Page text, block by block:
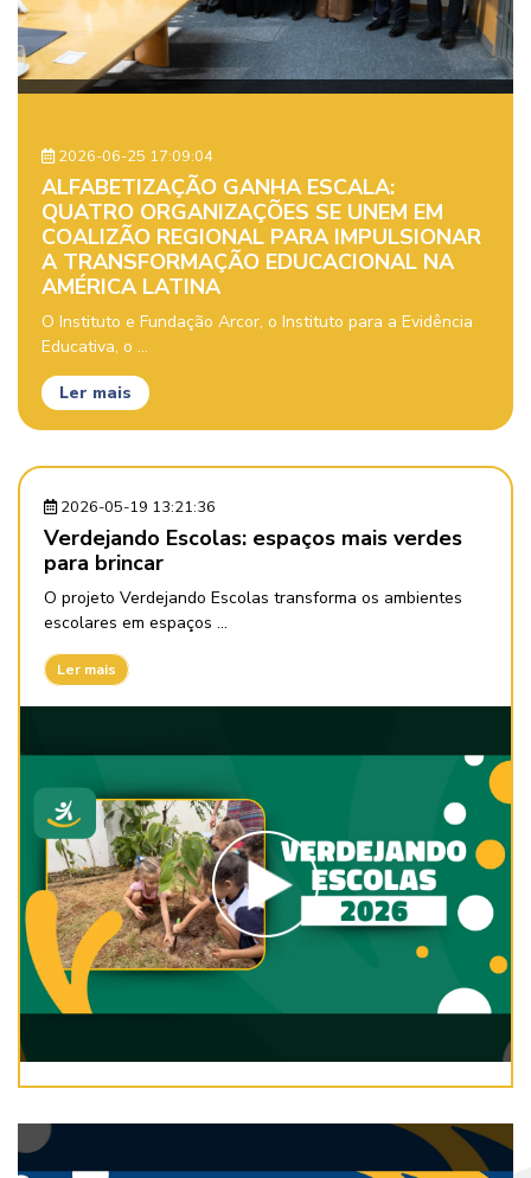
2026-06-25 17:09:04
ALFABETIZAÇÃO GANHA ESCALA:
QUATRO ORGANIZAÇÕES SE UNEM EM
COALIZÃO REGIONAL PARA IMPULSIONAR
A TRANSFORMAÇÃO EDUCACIONAL NA
AMÉRICA LATINA
O Instituto e Fundação Arcor, o Instituto para a Evidência
Educativa, o ...
Ler mais
2026-05-19 13:21:36
Verdejando Escolas: espaços mais verdes
para brincar
O projeto Verdejando Escolas transforma os ambientes
escolares em espaços ...
Ler mais